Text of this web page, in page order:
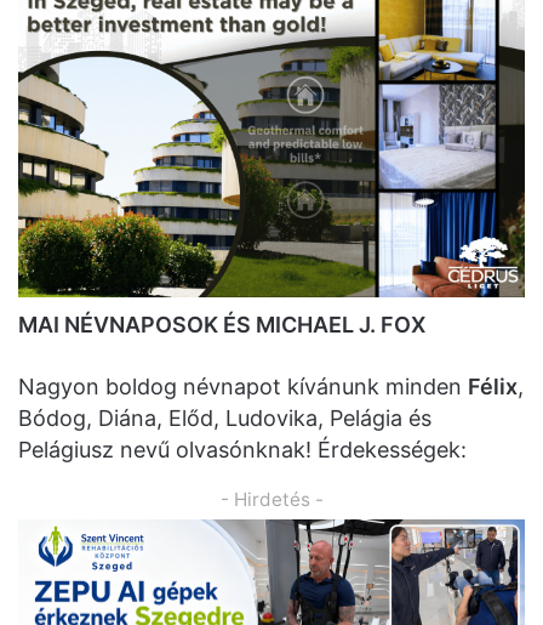
MAI NÉVNAPOSOK ÉS MICHAEL J. FOX
Nagyon boldog névnapot kívánunk minden Félix,
Bódog, Diána, Előd, Ludovika, Pelágia és
Pelágiusz nevű olvasónknak! Érdekességek:
- Hirdetés -